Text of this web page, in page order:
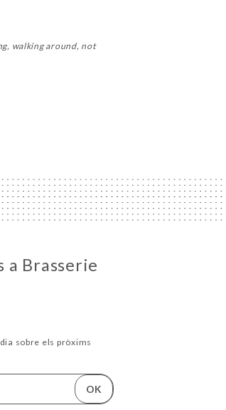
walking around, not
a Brasserie
sobre els pròxims
OK